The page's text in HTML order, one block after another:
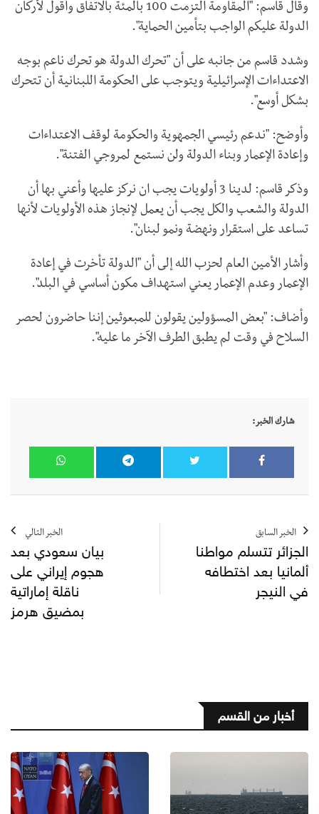
وقال قاسم: "المقاومة التزمت 100 بالمئة بالاتفاق وأقول لأركان
الدولة عليكم الواجب بتأمين الحماية".
وشدد قاسم من جانبه على أن "تحرك الدولة هو تحرك ناعم بوجه
الاعتداءات الإسرائيلية ويتوجب على الحكومة اللبنانية أن تتحرك
بشكل أوسع".
وأوضح: "ندعم رئيسي الجمهوية والحكومة لوقف الاعتداءات
وإعادة الإعمار وبناء الدولة ولن نستمع لمروجي الفتنة".
وذكر قاسم: لدينا 3 أولويات يجب ان نركز عليها وأعني بها أن
الدولة والشعب والكل يجب أن يعمل لإنجاز هذه الأولويات لأنها
تساعد على استقرار ونهضة ونمو لبنان".
وأشار الأمين العام لحزب الله إلى أن "الدولة تأخرت في إعادة
الإعمار وعدم الإعمار يعني استهداف مكون أساسي في البلد".
وأضاف: "بعض المسؤولين يقولون للمبعوثين إننا حاضرون لحصر
السلاح في وقت لم يطبق الطرف الآخر ما عليه".
شارك الخبر:
الخبر السابق
الجزائر تتسلم مواطنا
ألمانيا بعد اختطافه
في النيجر
الخبر التالي
بيان سعودي بعد
هجوم إيراني على
ناقلة إماراتية
بمضيق هرمز
أخبار من القسم